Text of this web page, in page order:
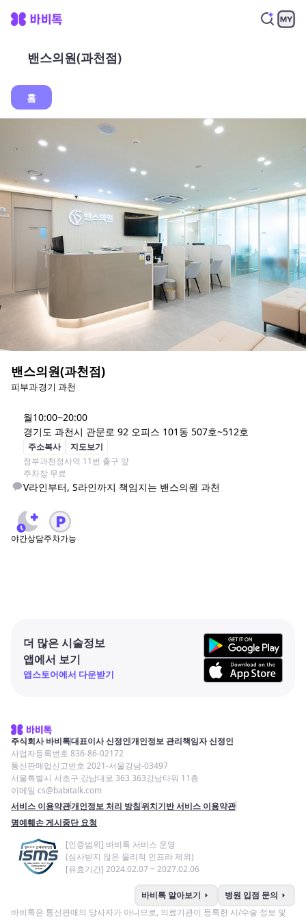
밴스의원(과천점)
홈
밴스의원(과천점)
피부과경기 과천
월10:00~20:00
경기도 과천시 관문로 92 오피스 101동 507호~512호
주소복사
지도보기
정부과천정사역 11번 출구 앞
주차장 무료
V라인부터, S라인까지 책임지는 밴스의원 과천
야간상담주차가능
더 많은 시술정보
앱에서 보기
앱스토어에서 다운받기
주식회사 바비톡대표이사 신정인개인정보 관리책임자 신정인
사업자등록번호 836-86-02172
통신판매업신고번호 2021-서울강남-03497
서울특별시 서초구 강남대로 363 363강남타워 11층
이메일 cs@babitalk.com
서비스 이용약관개인정보 처리 방침위치기반 서비스 이용약관
명예훼손 게시중단 요청
[인증범위] 바비톡 서비스 운영
(심사받지 않은 물리적 인프라 제외)
[유효기간] 2024.02.07 ~ 2027.02.06
바비톡 알아보기 arrow_right 병원 입점 문의 arrow_right
바비톡은 통신판매의 당사자가 아니므로, 의료기관이 등록한 시/수술 정보 및